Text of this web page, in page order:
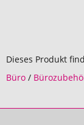
Dieses Produkt
Büro /